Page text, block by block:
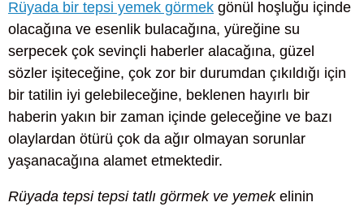
Rüyada bir tepsi yemek görmek gönül hoşluğu içinde
olacağına ve esenlik bulacağına, yüreğine su
serpecek çok sevinçli haberler alacağına, güzel
sözler işiteceğine, çok zor bir durumdan çıkıldığı için
bir tatilin iyi gelebileceğine, beklenen hayırlı bir
haberin yakın bir zaman içinde geleceğine ve bazı
olaylardan ötürü çok da ağır olmayan sorunlar
yaşanacağına alamet etmektedir.
Rüyada tepsi tepsi tatlı görmek ve yemekelinin